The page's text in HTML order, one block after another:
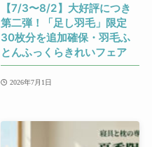
【7/3〜8/2】大好評につき
第二弾！「足し羽毛」限定
30枚分を追加確保・羽毛ふ
とんふっくらきれいフェア
2026年7月1日